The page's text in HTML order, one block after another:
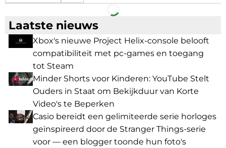
Facebook Telegram
Laatste nieuws
Xbox's nieuwe Project Helix-console belooft
compatibiliteit met pc-games en toegang
tot Steam
Minder Shorts voor Kinderen: YouTube Stelt
Ouders in Staat om Bekijkduur van Korte
Video's te Beperken
Casio bereidt een gelimiteerde serie horloges
geïnspireerd door de Stranger Things-serie
voor — een blogger toonde hun foto's